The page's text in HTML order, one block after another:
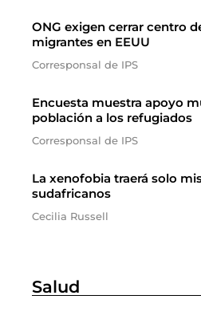
ONG exigen cerrar centro
migrantes en EEUU
Corresponsal de IPS
Encuesta muestra apoyo
población a los refugiados
Corresponsal de IPS
La xenofobia traerá solo
sudafricanos
Cecilia Russell
Salud